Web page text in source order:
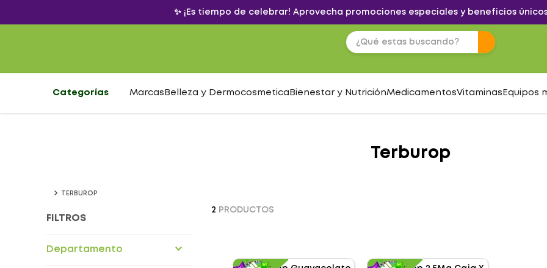
✨ ¡Es tiempo de celebrar! Aprovecha promociones especiales y beneficios
Categorías Marcas Belleza y Dermocosmetica Bienestar y NutriciónMedicamentosVitaminas Equipos
Terburop
TERBUROP
FILTROS
Departamento
2 PRODUCTOS